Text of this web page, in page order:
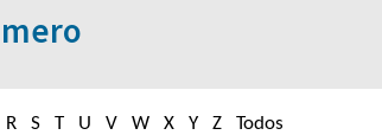
R S T U V W X Y Z Todos